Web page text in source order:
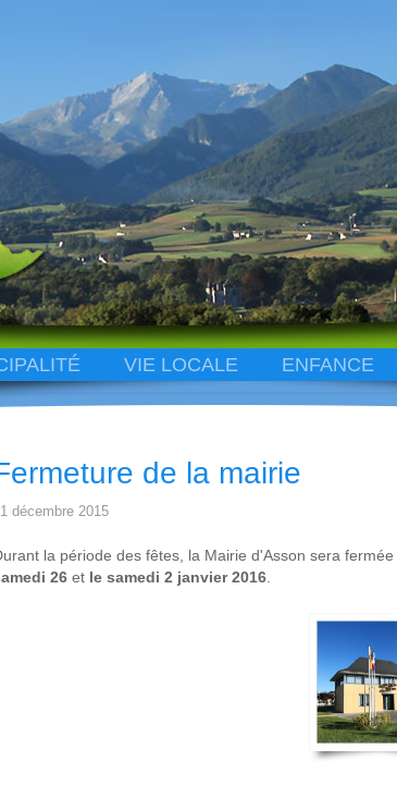
VIE LOCALE ENFANCE
de la mairie
décembre 2015
la période des fêtes, la Mairie d'Asson sera fermée
26 et le samedi 2 janvier 2016